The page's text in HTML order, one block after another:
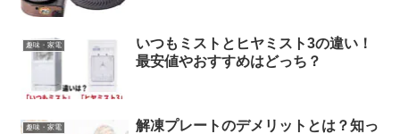
趣味・家電
いつもミストとヒヤミスト3の違い！
最安値やおすすめはどっち？
趣味・家電
解凍プレートのデメリットとは？知っ